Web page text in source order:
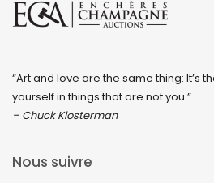
“Art and love are the same thing: It’s
yourself in things that are not you.”
– Chuck Klosterman
Nous suivre